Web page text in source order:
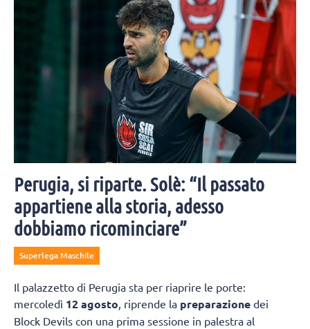
Perugia, si riparte. Solè: “Il passato
appartiene alla storia, adesso
dobbiamo ricominciare”
Superlega Maschile
Il palazzetto di Perugia sta per riaprire le porte:
mercoledì 12 agosto, riprende la preparazione dei
Block Devils con una prima sessione in palestra al